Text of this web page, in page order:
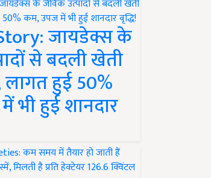
जायडेक्स के
से बदली खेती
लागत हुई 50%
भी हुई शानदार